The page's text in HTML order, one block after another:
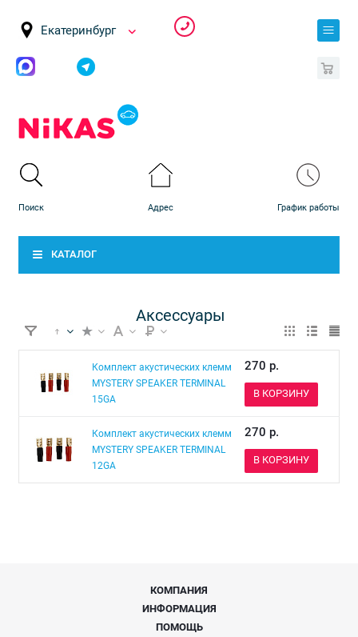
Екатеринбург
КАТАЛОГ
Аксессуары
Комплект акустических клемм
MYSTERY SPEAKER TERMINAL
15GA
270 р.
В КОРЗИНУ
Комплект акустических клемм
MYSTERY SPEAKER TERMINAL
12GA
270 р.
В КОРЗИНУ
КОМПАНИЯ
ИНФОРМАЦИЯ
ПОМОЩЬ